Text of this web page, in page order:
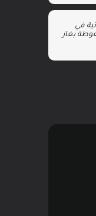
في
الغوطة بغاز